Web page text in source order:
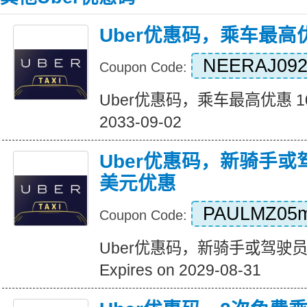
Uber优惠码，乘车最高
Coupon Code:
Uber优惠码，乘车最高优惠
2033-09-02
Uber优惠码，新骑手或
美元优惠
Coupon Code:
Uber优惠码，新骑手或驾驶
Expires on 2029-08-31